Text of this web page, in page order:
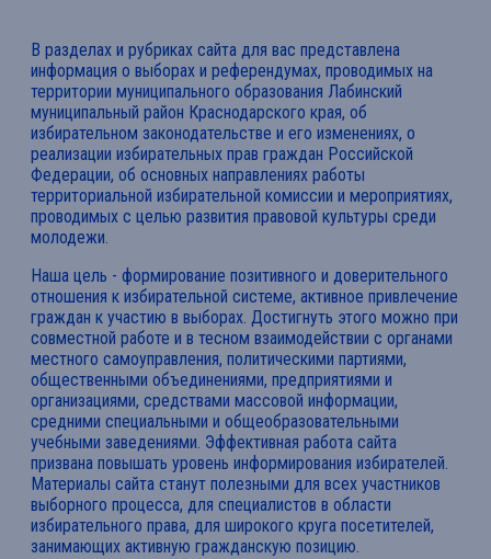
В разделах и рубриках сайта для вас представлена
информация о выборах и референдумах, проводимых на
территории муниципального образования Лабинский
муниципальный район Краснодарского края, об
избирательном законодательстве и его изменениях, о
реализации избирательных прав граждан Российской
Федерации, об основных направлениях работы
территориальной избирательной комиссии и мероприятиях,
проводимых с целью развития правовой культуры среди
молодежи.
Наша цель - формирование позитивного и доверительного
отношения к избирательной системе, активное привлечение
граждан к участию в выборах. Достигнуть этого можно при
совместной работе и в тесном взаимодействии с органами
местного самоуправления, политическими партиями,
общественными объединениями, предприятиями и
организациями, средствами массовой информации,
средними специальными и общеобразовательными
учебными заведениями. Эффективная работа сайта
призвана повышать уровень информирования избирателей.
Материалы сайта станут полезными для всех участников
выборного процесса, для специалистов в области
избирательного права, для широкого круга посетителей,
занимающих активную гражданскую позицию.